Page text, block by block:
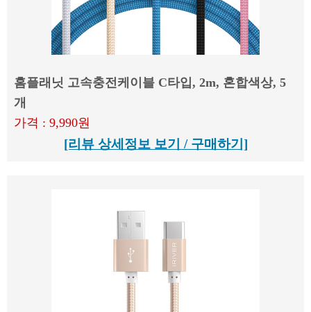
홈플래닛 고속충전케이블 C타입, 2m, 혼합색상, 5
개
가격 : 9,990원
[리뷰 상세정보 보기 / 구매하기]